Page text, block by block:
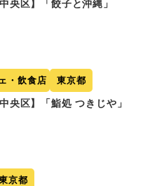
央区】「餃子と沖縄」
・飲食店 東京都
央区】「鮨処 つきじや」
京都